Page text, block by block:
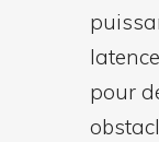
pour